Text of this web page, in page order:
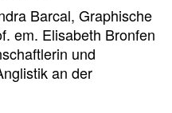
Barcal, Graphische
em. Elisabeth Bronfen
und
an der